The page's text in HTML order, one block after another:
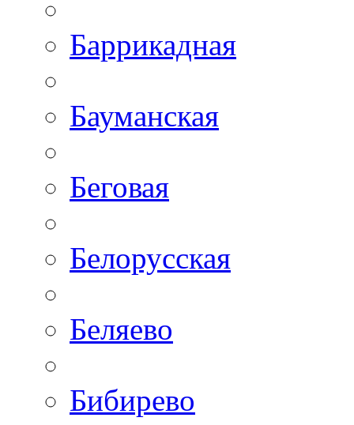
Баррикадная
Бауманская
Беговая
Белорусская
Беляево
Бибирево